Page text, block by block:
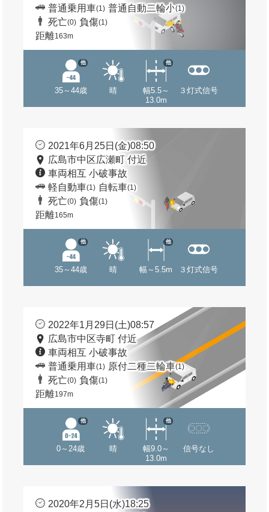
普通乗用車(1) 普通自動二輪小(1)
死亡(0) 負傷(1)
距離163m
35～44歳
他
晴
幅5.5～
13.0m
他
３灯式信号
2021年6月25日(金)08:50
広島市中区広瀬町 付近
車両相互 小破事故
軽自動車(1) 自転車(1)
死亡(0) 負傷(1)
距離165m
35～44歳
他
晴 幅～5.5m
他
３灯式信号
2022年1月29日(土)08:57
広島市中区寺町 付近
車両相互 小破事故
普通乗用車(1) 原付二種二輪車(1)
死亡(0) 負傷(1)
距離197m
0～24歳
他
晴
幅9.0～
13.0m
他
信号なし
2020年2月5日(水)18:25